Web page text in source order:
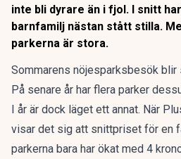
inte bli dyrare än i fjol. I snitt
barnfamilj nästan stått stilla.
parkerna är stora.
Sommarens nöjesparksbesök blir
På senare år har flera parker
I år är dock läget ett annat. När
visar det sig att snittpriset för en
parkerna bara har ökat med 4